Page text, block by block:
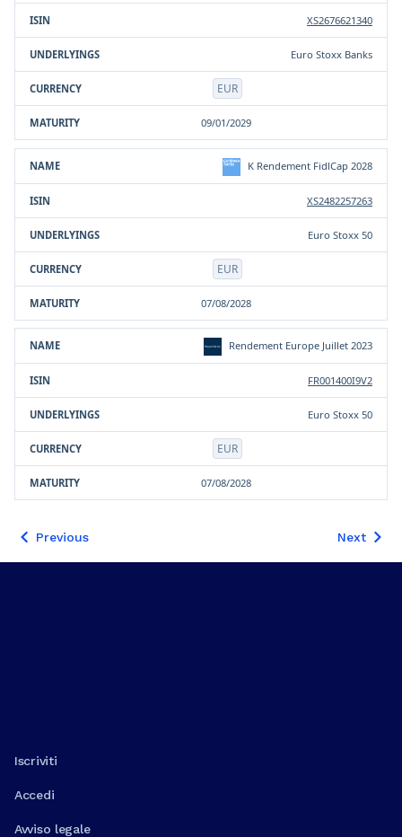
XS2676621340
Euro Stoxx Banks
EUR
09/01/2029
K Rendement FidlCap 2028
XS2482257263
Euro Stoxx 50
EUR
07/08/2028
Rendement Europe Juillet 2023
FR001400I9V2
Euro Stoxx 50
EUR
07/08/2028
Previous Next
Iscriviti
Accedi
Avviso legale